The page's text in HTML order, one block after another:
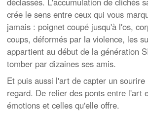
crée le sens entre ceux qui vous
jamais : poignet coupé jusqu'à l'os,
coups, déformés par la violence, les
appartient au début de la génération
tomber par dizaines ses amis.
Et puis aussi l'art de capter un sourire
regard. De relier des ponts entre l'art
émotions et celles qu'elle offre.